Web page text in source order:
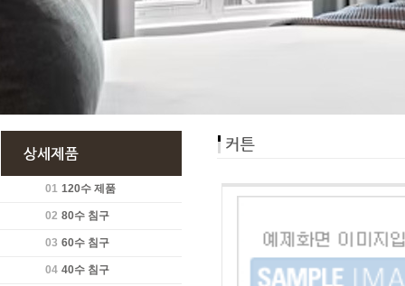
01 120수 제품
02 80수 침구
03 60수 침구
04 40수 침구